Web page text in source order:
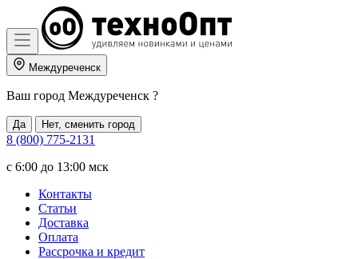
Междуреченск
Ваш город Междуреченск ?
Да Нет, сменить город
8 (800) 775-2131
c 6:00 до 13:00 мск
Контакты
Статьи
Доставка
Оплата
Рассрочка и кредит